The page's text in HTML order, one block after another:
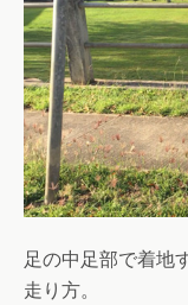
足の中足部で着地
走り方。